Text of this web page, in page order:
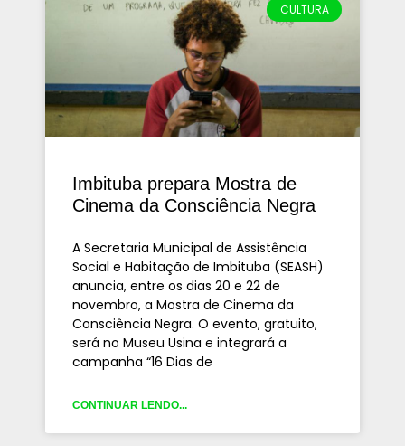
CULTURA
Imbituba prepara Mostra de
Cinema da Consciência Negra
A Secretaria Municipal de Assistência
Social e Habitação de Imbituba (SEASH)
anuncia, entre os dias 20 e 22 de
novembro, a Mostra de Cinema da
Consciência Negra. O evento, gratuito,
será no Museu Usina e integrará a
campanha “16 Dias de
CONTINUAR LENDO...